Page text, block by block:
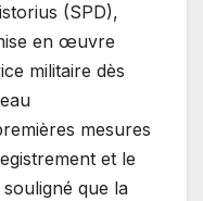
(SPD),
en œuvre
militaire dès
mesures
et le
que la